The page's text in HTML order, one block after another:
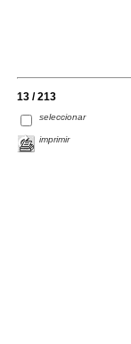
13 / 213
seleccionar
imprimir